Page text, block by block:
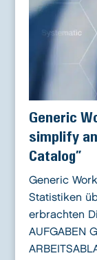
Generic
simplify
Catalog”
Generic
Statistiken
erbrachten
AUFGABEN